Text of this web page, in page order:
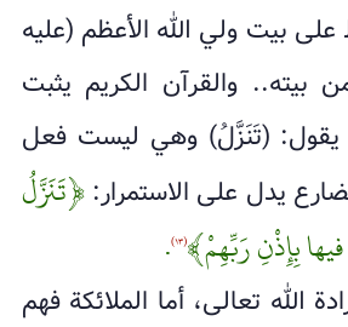
على بيت ولي الله الأعظم (عليه
بيته.. والقرآن الكريم يثبت
(تَنَزَّلُ) وهي ليست فعل
يدل على الاستمرار:﴿تَنَزَّلُ
بِإِذْنِ رَبِّهِمْ﴾(١٣) .
الله تعالى، أما الملائكة فهم